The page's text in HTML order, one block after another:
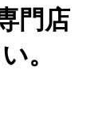
門店
。